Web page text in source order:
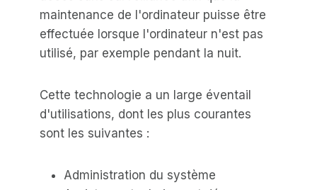
maintenance de l'ordinateur puisse être
effectuée lorsque l'ordinateur n'est pas
utilisé, par exemple pendant la nuit.
Cette technologie a un large éventail
d'utilisations, dont les plus courantes
sont les suivantes :
Administration du système